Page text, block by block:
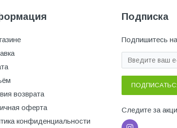
возврата
оферта
конфиденциальности
Подписка
Подпишитесь
Следите за